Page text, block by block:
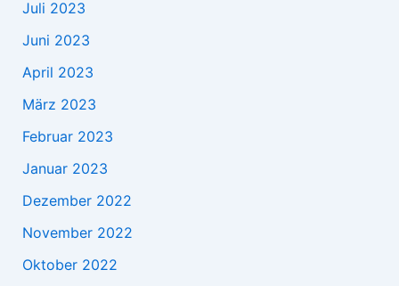
Juli 2023
Juni 2023
April 2023
März 2023
Februar 2023
Januar 2023
Dezember 2022
November 2022
Oktober 2022